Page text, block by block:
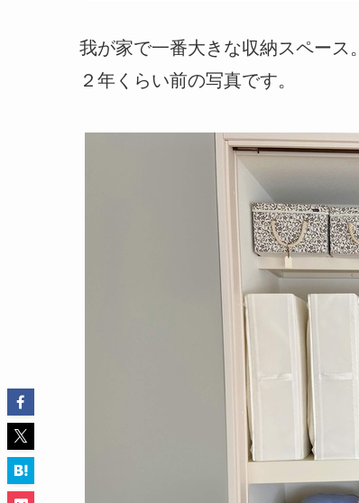
我が家で一番大きな収納スペース。
２年くらい前の写真です。